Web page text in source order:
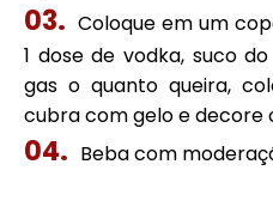
Coloque em um
1 dose de vodka, suco
gas o quanto queira,
cubra com gelo e decore
Beba com